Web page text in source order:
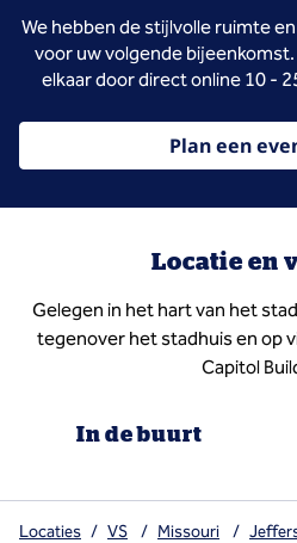
We hebben de stijlvolle ruimte
voor uw volgende
elkaar door direct online 10 -
Plan een
Locatie en
Gelegen in het hart van het
tegenover het stadhuis en op
Capitol
In de buurt
Locaties / VS / Missouri /